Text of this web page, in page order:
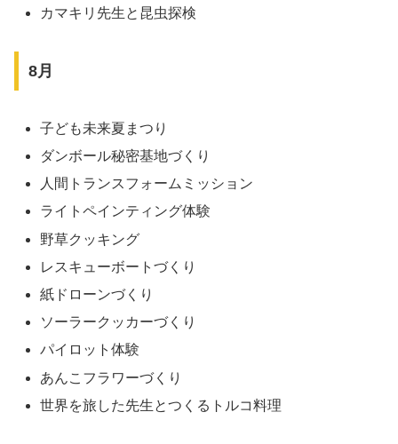
カマキリ先生と昆虫探検
8月
子ども未来夏まつり
ダンボール秘密基地づくり
人間トランスフォームミッション
ライトペインティング体験
野草クッキング
レスキューボートづくり
紙ドローンづくり
ソーラークッカーづくり
パイロット体験
あんこフラワーづくり
世界を旅した先生とつくるトルコ料理